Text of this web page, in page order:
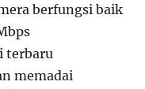
berfungsi baik
terbaru
memadai